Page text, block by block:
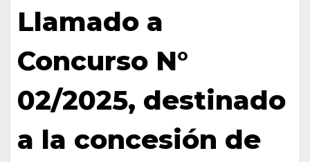
Llamado a
Concurso N°
02/2025, destinado
a la concesión de